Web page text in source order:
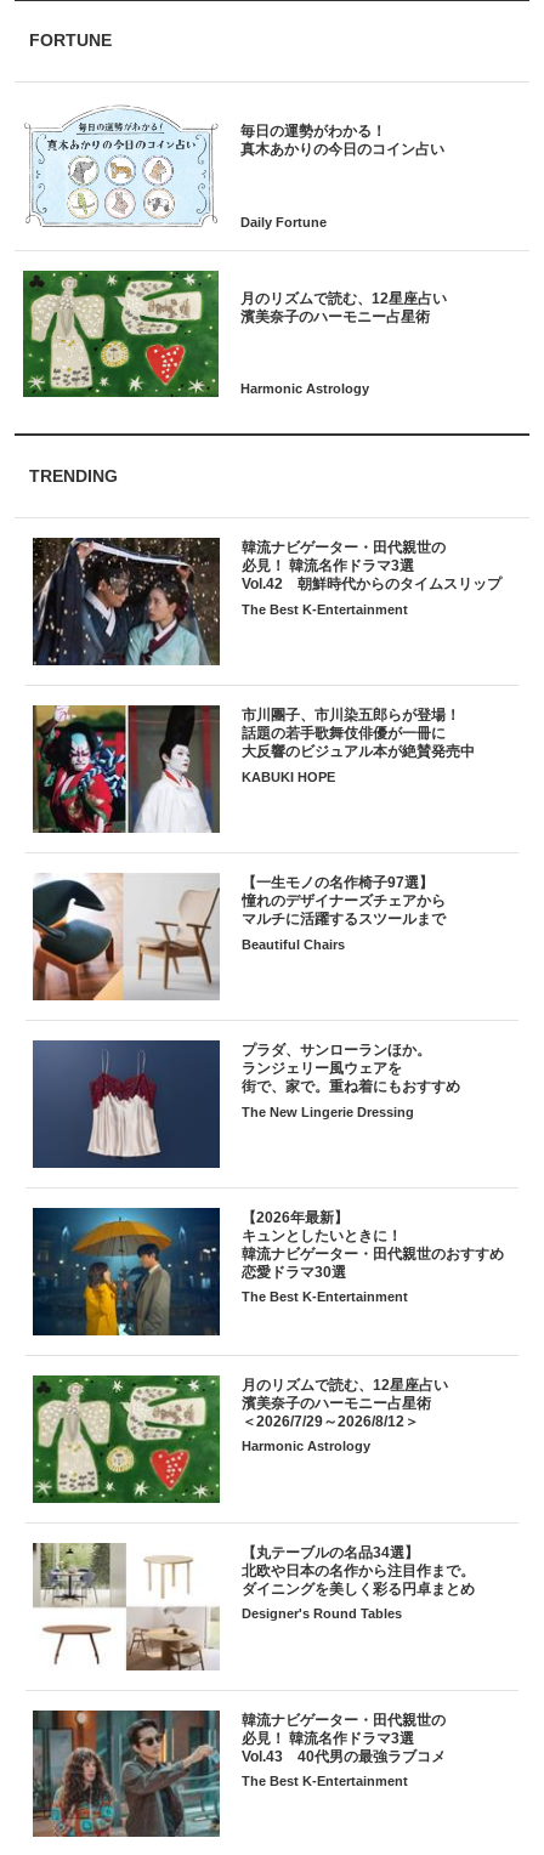
FORTUNE
毎日の運勢がわかる！
月のリズムで読む、12星座占い
TRENDING
韓流ナビゲーター・田代親世の
必見！ 韓流名作ドラマ3選
Vol.42 朝鮮時代からのタイムスリップ
The Best K-Entertainment
市川團子、市川染五郎らが登場！
話題の若手歌舞伎俳優が一冊に
大反響のビジュアル本が絶賛発売中
KABUKI HOPE
【一生モノの名作椅子97選】
憧れのデザイナーズチェアから
マルチに活躍するスツールまで
Beautiful Chairs
プラダ、サンローランほか。
ランジェリー風ウェアを
街で、家で。重ね着にもおすすめ
The New Lingerie Dressing
【2026年最新】
キュンとしたいときに！
韓流ナビゲーター・田代親世のおすすめ
恋愛ドラマ30選
The Best K-Entertainment
月のリズムで読む、12星座占い
濱美奈子のハーモニー占星術
＜2026/7/29～2026/8/12＞
Harmonic Astrology
【丸テーブルの名品34選】
北欧や日本の名作から注目作まで。
ダイニングを美しく彩る円卓まとめ
Designer's Round Tables
韓流ナビゲーター・田代親世の
必見！ 韓流名作ドラマ3選
Vol.43 40代男の最強ラブコメ
The Best K-Entertainment